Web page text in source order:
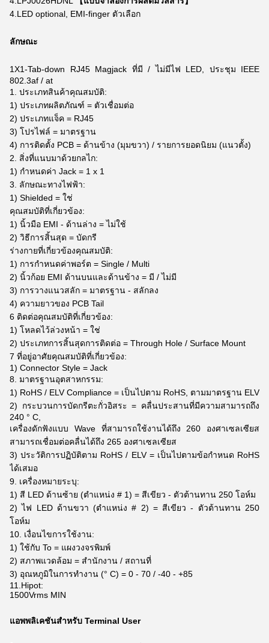
4.LED optional, EMI-finger ตัวเลือก
ลักษณะ
1X1-Tab-down RJ45 Magjack ที่มี / ไม่มีไฟ LED, ประชุม IEEE
802.3af / at
1. ประเภทสินค้าคุณสมบัติ:
1) ประเภทผลิตภัณฑ์ = ตัวเชื่อมต่อ
2) ประเภทแจ็ค = RJ45
3) โปรไฟล์ = มาตรฐาน
4) การติดตั้ง PCB = ด้านข้าง (มุมขวา) / รายการยอดนิยม (แนวตั้ง)
2. สิ่งที่แนบมาด้วยกลไก:
1) กำหนดค่า Jack = 1 x 1
3. ลักษณะทางไฟฟ้า:
1) Shielded = ใช่
คุณสมบัติที่เกี่ยวข้อง:
1) นิ้วมือ EMI - ด้านล่าง = ไม่ใช้
2) วิธีการสิ้นสุด = บัดกรี
ร่างกายที่เกี่ยวข้องคุณสมบัติ:
1) การกำหนดค่าพอร์ต = Single / Multi
2) นิ้วก้อย EMI ด้านบนและด้านข้าง = มี / ไม่มี
3) การวางแนวสลัก = มาตรฐาน - สลักลง
4) ความยาวของ PCB Tail
6 ติดต่อคุณสมบัติที่เกี่ยวข้อง:
1) โหลดไว้ล่วงหน้า = ใช่
2) ประเภทการสิ้นสุดการติดต่อ = Through Hole / Surface Mount
7 ที่อยู่อาศัยคุณสมบัติที่เกี่ยวข้อง:
1) Connector Style = Jack
8. มาตรฐานอุตสาหกรรม:
1) RoHS / ELV Compliance = เป็นไปตาม RoHS, ตามมาตรฐาน ELV
2) กระบวนการบัดกรีตะกั่วอิสระ = คลื่นประสานที่มีความสามารถถึง
240 ° C,
เครื่องดักฟังแบบ Wave ที่สามารถใช้งานได้ถึง 260 องศาเซลเซียส
สามารถเชื่อมต่อคลื่นได้ถึง 265 องศาเซลเซียส
3) ประวัติการปฏิบัติตาม RoHS / ELV = เป็นไปตามข้อกำหนด RoHS
ได้เสมอ
9. เครื่องหมายระบุ:
1) สี LED ด้านซ้าย (ตำแหน่ง # 1) = สีเขียว - ตัวต้านทาน 250 โอห์ม
2) ไฟ LED ด้านขวา (ตำแหน่ง # 2) = สีเขียว - ตัวต้านทาน 250
โอห์ม
10. เงื่อนไขการใช้งาน:
1) ใช้กับ To = แผงวงจรพิมพ์
2) สภาพแวดล้อม = สำนักงาน / สถานที่
3) อุณหภูมิในการทำงาน (° C) = 0 - 70 / -40 - +85
11.Hipot:
1500Vrms MIN
แอพพลิเคชันสำหรับ Terminal User